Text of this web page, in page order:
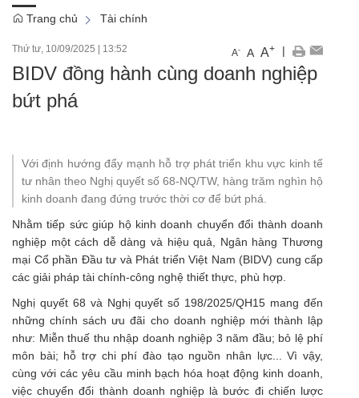
Trang chủ Tài chính
Thứ tư, 10/09/2025 | 13:52 A- A A+ |
BIDV đồng hành cùng doanh nghiệp
bứt phá
Với định hướng đẩy mạnh hỗ trợ phát triển khu vực kinh tế
tư nhân theo Nghị quyết số 68-NQ/TW, hàng trăm nghìn hộ
kinh doanh đang đứng trước thời cơ để bứt phá.
Nhằm tiếp sức giúp hộ kinh doanh chuyển đổi thành doanh
nghiệp một cách dễ dàng và hiệu quả, Ngân hàng Thương
mại Cổ phần Đầu tư và Phát triển Việt Nam (BIDV) cung cấp
các giải pháp tài chính-công nghệ thiết thực, phù hợp.
Nghị quyết 68 và Nghị quyết số 198/2025/QH15 mang đến
những chính sách ưu đãi cho doanh nghiệp mới thành lập
như: Miễn thuế thu nhập doanh nghiệp 3 năm đầu; bỏ lệ phí
môn bài; hỗ trợ chi phí đào tạo nguồn nhân lực... Vì vậy,
cùng với các yêu cầu minh bạch hóa hoạt động kinh doanh,
việc chuyển đổi thành doanh nghiệp là bước đi chiến lược